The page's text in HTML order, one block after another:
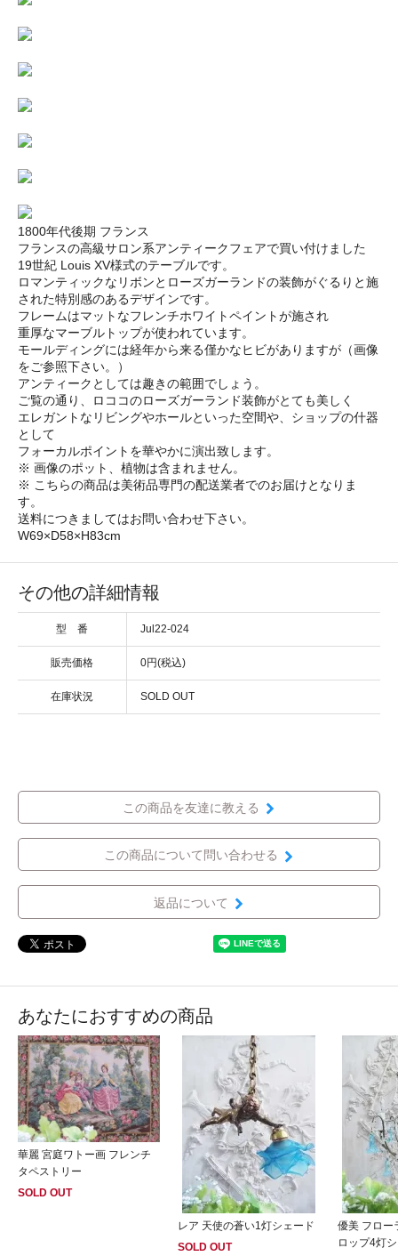
1800年代後期 フランス
フランスの高級サロン系アンティークフェアで買い付けました
19世紀 Louis XV様式のテーブルです。
ロマンティックなリボンとローズガーランドの装飾がぐるりと施
された特別感のあるデザインです。
フレームはマットなフレンチホワイトペイントが施され
重厚なマーブルトップが使われています。
モールディングには経年から来る僅かなヒビがありますが（画像
をご参照下さい。）
アンティークとしては趣きの範囲でしょう。
ご覧の通り、ロココのローズガーランド装飾がとても美しく
エレガントなリビングやホールといった空間や、ショップの什器
として
フォーカルポイントを華やかに演出致します。
※ 画像のポット、植物は含まれません。
※ こちらの商品は美術品専門の配送業者でのお届けとなりま
す。
送料につきましてはお問い合わせ下さい。
W69×D58×H83cm
その他の詳細情報
型 番 Jul22-024
販売価格 0円(税込)
在庫状況 SOLD OUT
この商品を友達に教える
この商品について問い合わせる
返品について
あなたにおすすめの商品
華麗 宮庭ワトー画 フレンチ
タペストリー
SOLD OUT
レア 天使の蒼い1灯シェード
SOLD OUT
優美 フロー
ロップ4灯